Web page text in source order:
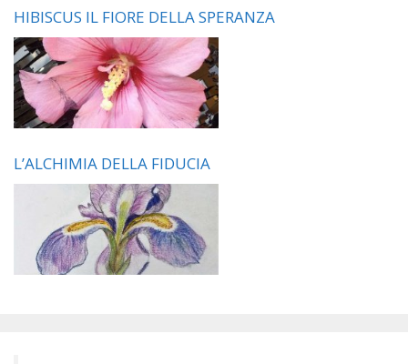
HIBISCUS IL FIORE DELLA SPERANZA
L’ALCHIMIA DELLA FIDUCIA